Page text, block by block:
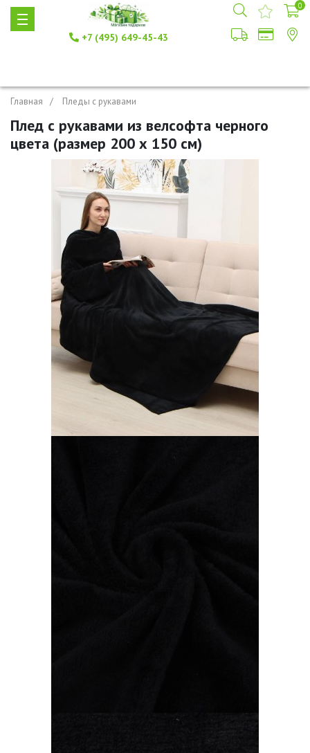
+7 (495) 649-45-43
0
Главная Пледы с рукавами
Плед с рукавами из велсофта черного
цвета (размер 200 х 150 см)